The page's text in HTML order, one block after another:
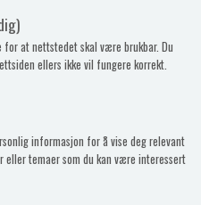
for at nettstedet skal være brukbar. Du
ellers ikke vil fungere korrekt.
informasjon for å vise deg relevant
eller temaer som du kan være interessert